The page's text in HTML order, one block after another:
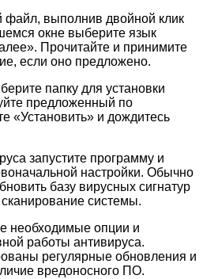
файл, выполнив двойной клик
окне выберите язык
Прочитайте и принимите
если оно предложено.
папку для установки
предложенный по
«Установить» и дождитесь
запустите программу и
настройки. Обычно
базу вирусных сигнатур
системы.
необходимые опции и
работы антивируса.
регулярные обновления и
вредоносного ПО.